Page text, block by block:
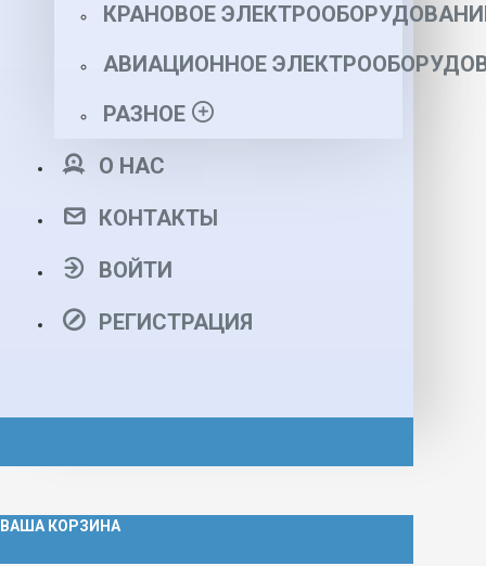
КРАНОВОЕ
АВИАЦИОННОЕ
РАЗНОЕ
О НАС
КОНТАКТЫ
ВОЙТИ
РЕГИСТРАЦИЯ
ВАША КОРЗИНА